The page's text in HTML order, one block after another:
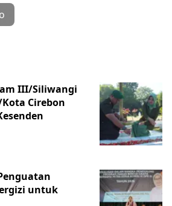
III/Siliwangi
Kota Cirebon
untuk